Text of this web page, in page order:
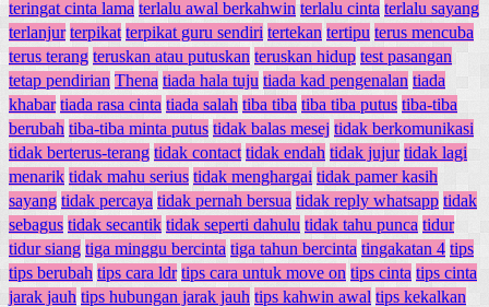
teringat cinta lama terlalu awal berkahwin terlalu cinta terlalu sayang
terlanjur terpikat terpikat guru sendiri tertekan tertipu terus mencuba
terus terang teruskan atau putuskan teruskan hidup test pasangan
tetap pendirian Thena tiada hala tuju tiada kad pengenalan tiada
khabar tiada rasa cinta tiada salah tiba tiba tiba tiba putus tiba-tiba
berubah tiba-tiba minta putus tidak balas mesej tidak berkomunikasi
tidak berterus-terang tidak contact tidak endah tidak jujur tidak lagi
menarik tidak mahu serius tidak menghargai tidak pamer kasih
sayang tidak percaya tidak pernah bersua tidak reply whatsapp tidak
sebagus tidak secantik tidak seperti dahulu tidak tahu punca tidur
tidur siang tiga minggu bercinta tiga tahun bercinta tingakatan 4 tips
tips berubah tips cara ldr tips cara untuk move on tips cinta tips cinta
jarak jauh tips hubungan jarak jauh tips kahwin awal tips kekalkan